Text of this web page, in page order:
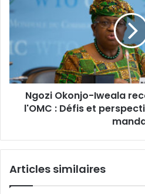
i
Ngozi Okonjo-Iweala
l'OMC : Défis et
Articles similaires